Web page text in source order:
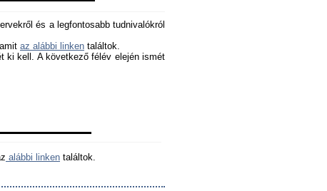
és a legfontosabb tudnivalókról
az alábbi linken találtok.
ki kell. A következő félév elején ismét
alábbi linken találtok.